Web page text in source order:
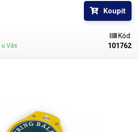
adaptéru - duralového víka s
pro připojení 6mm standardní hadice k
kterému odpadá její časté doplňování.
vyrobena, neobsahuje chloridy ani silikony
pro široku škálu kapalin jako jsou tavidla k
teplovodivé pasty, barvy, inkousty,
prodlužovací nástavec (hadičku) pro
18", 22" a 36". Výrobek není sterilní.
Koupit
u Vás
Kód:
101762